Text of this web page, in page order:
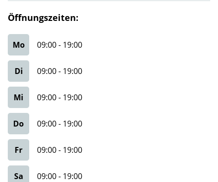
Öffnungszeiten:
Mo 09:00- 19:00
Di 09:00- 19:00
Mi 09:00- 19:00
Do 09:00- 19:00
Fr 09:00- 19:00
Sa 09:00- 19:00